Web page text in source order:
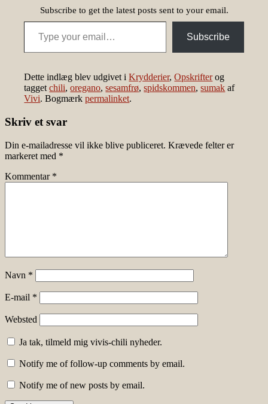
Subscribe to get the latest posts sent to your email.
Type your email…
Subscribe
Dette indlæg blev udgivet iKrydderier,Opskrifterog
taggetchili,oregano,sesamfrø,spidskommen,sumak af
Vivi. Bogmærkpermalinket.
Skriv et svar
Din e-mailadresse vil ikke blive publiceret. Krævede felter er
markeret med *
Kommentar *
Navn *
E-mail *
Websted
Ja tak, tilmeld mig vivis-chili nyheder.
Notify me of follow-up comments by email.
Notify me of new posts by email.